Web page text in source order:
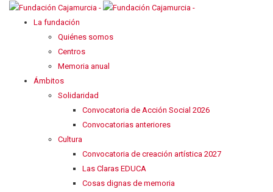
La fundación
Quiénes somos
Centros
Memoria anual
Ámbitos
Solidaridad
Convocatoria de Acción Social 2026
Convocatorias anteriores
Cultura
Convocatoria de creación artística 2027
Las Claras EDUCA
Cosas dignas de memoria